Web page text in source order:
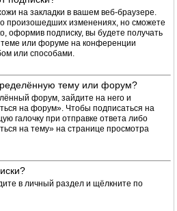
на закладки в вашем веб-браузере.
произошедших изменениях, но сможете
оформив подписку, вы будете получать
или форуме на конференции
или способами.
тему или форум?
форум, зайдите на него и
на форум». Чтобы подписаться на
галочку при отправке ответа либо
на тему» на странице просмотра
в личный раздел и щёлкните по